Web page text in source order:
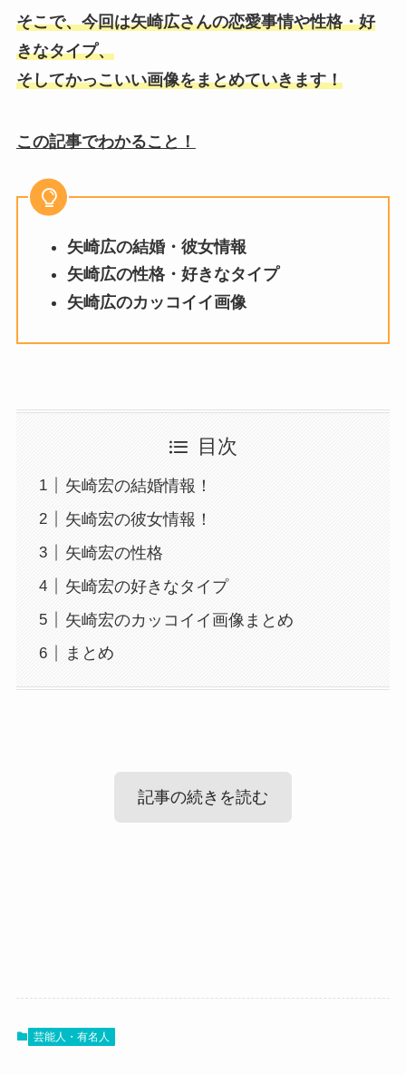
そこで、今回は矢崎広さんの恋愛事情や性格・好
きなタイプ、
そしてかっこいい画像をまとめていきます！
この記事でわかること！
矢崎広の結婚・彼女情報
矢崎広の性格・好きなタイプ
矢崎広のカッコイイ画像
目次
矢崎宏の結婚情報！
矢崎宏の彼女情報！
矢崎宏の性格
矢崎宏の好きなタイプ
矢崎宏のカッコイイ画像まとめ
まとめ
記事の続きを読む
自らのSNSなどで結婚したことを報告していまし
おそらくですが、矢崎広さんはかなり熱い情熱を
しょう！
芸能人・有名人